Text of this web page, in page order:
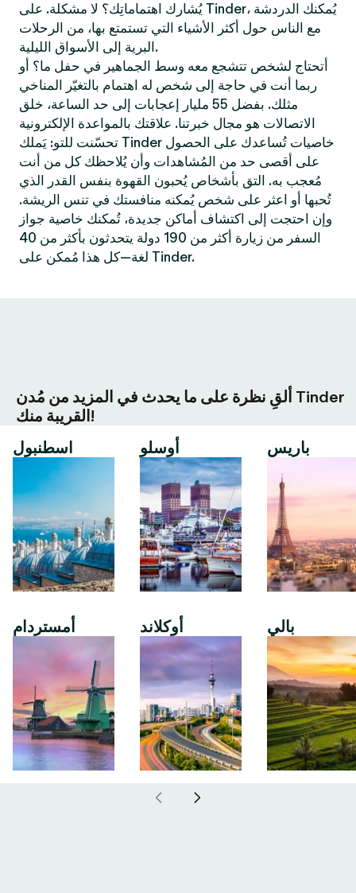
يُشارك اهتماماتِك؟ لا مشكلة. على Tinder، يُمكنك الدردشة
مع الناس حول أكثر الأشياء التي تستمتع بها، من الرحلات
البرية إلى الأسواق الليلية.
أتحتاج لشخص تتشجع معه وسط الجماهير في حفل ما؟ أو
ربما أنت في حاجة إلى شخص له اهتمام بالتغيّر المناخي
مثلك. بفضل 55 مليار إعجابات إلى حد الساعة، خلق
الاتصالات هو مجال خبرتنا. علاقتك بالمواعدة الإلكترونية
تحسّنت للتو: يَملك Tinder خاصيات تُساعدك على الحصول
على أقصى حد من المُشاهدات وأن يُلاحظك كل من أنت
مُعجب به. التق بأشخاص يُحبون القهوة بنفس القدر الذي
تُحبها أو اعثر على شخص يُمكنه منافستك في تنس الريشة.
وإن احتجت إلى اكتشاف أماكن جديدة، تُمكنك خاصية جواز
السفر من زيارة أكثر من 190 دولة يتحدثون بأكثر من 40
لغة—كل هذا مُمكن على Tinder.
ألقِ نظرة على ما يحدث في المزيد من مُدن Tinder
القريبة منك!
اسطنبول
أمستردام
أوسلو
أوكلاند
باريس
بالي